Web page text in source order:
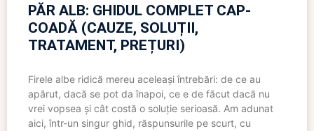
PĂR ALB: GHIDUL COMPLET CAP-
COADĂ (CAUZE, SOLUȚII,
TRATAMENT, PREȚURI)
Firele albe ridică mereu aceleași întrebări: de ce au
apărut, dacă se pot da înapoi, ce e de făcut dacă nu
vrei vopsea și cât costă o soluție serioasă. Am adunat
aici, într-un singur ghid, răspunsurile pe scurt, cu